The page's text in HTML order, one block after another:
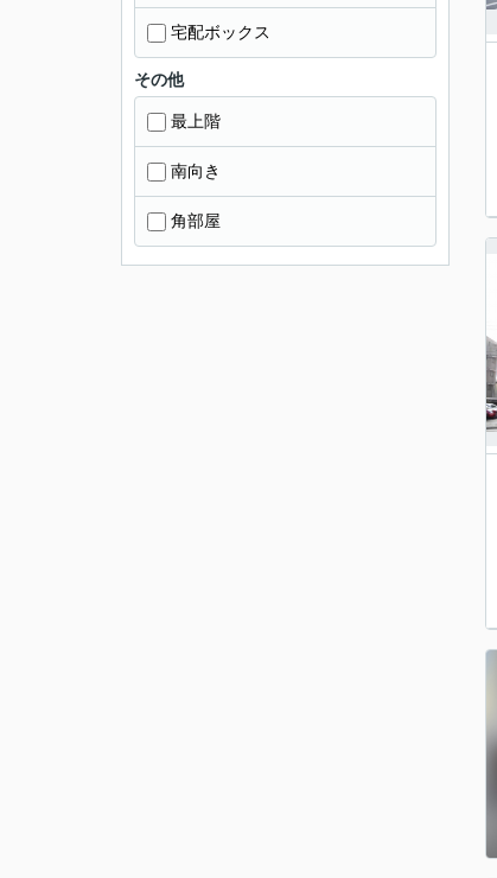
宅配ボックス
その他
最上階
南向き
角部屋